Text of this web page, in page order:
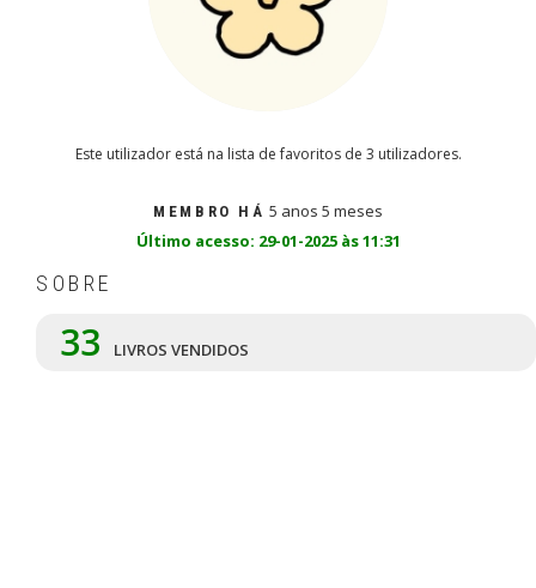
Este utilizador está na lista de favoritos de 3 utilizadores.
MEMBRO HÁ 5 anos 5 meses
Último acesso: 29-01-2025 às 11:31
SOBRE
33 LIVROS VENDIDOS